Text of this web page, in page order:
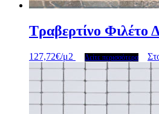
Τραβερτίνο Φιλέτο
127,72€/μ2 Δείτε περισσότερα